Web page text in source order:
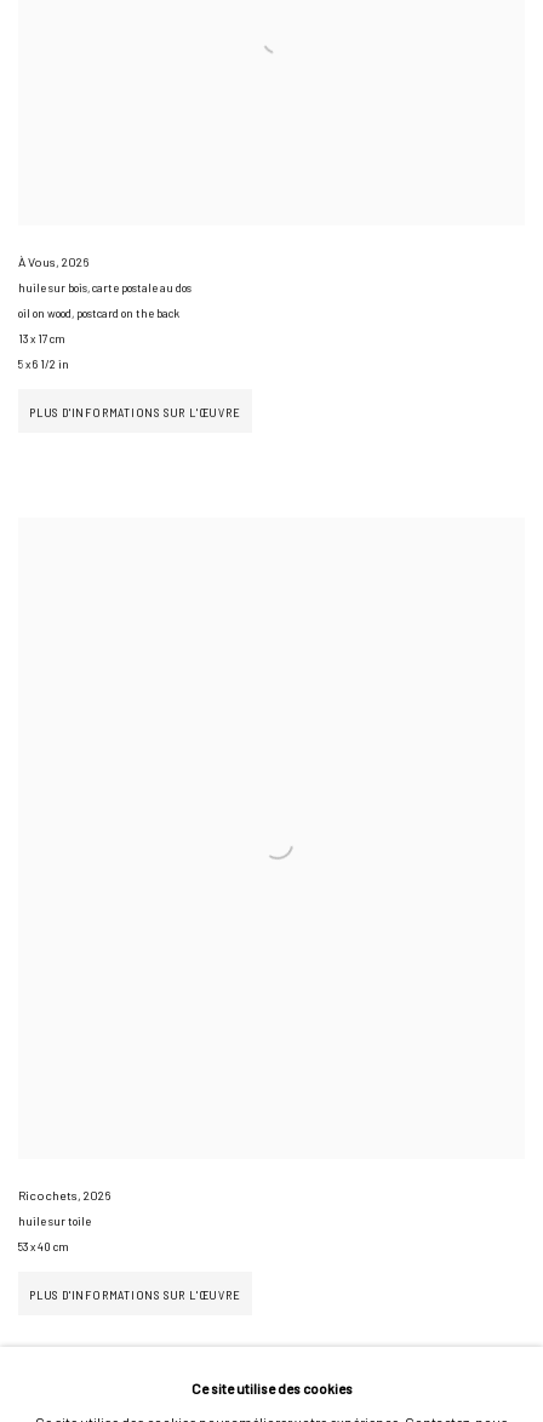
À Vous, 2026
huile sur bois, carte postale au dos
oil on wood, postcard on the back
13 x 17 cm
5 x 6 1/2 in
PLUS D'INFORMATIONS SUR L'ŒUVRE
Ricochets, 2026
huile sur toile
53 x 40 cm
PLUS D'INFORMATIONS SUR L'ŒUVRE
Ce site utilise des cookies